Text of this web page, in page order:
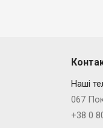
Наші
067
+38 0